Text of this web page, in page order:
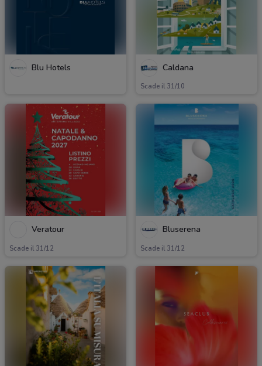
Blu Hotels Caldana
Scade il 31/10
Veratour
Scade il 31/12
Bluserena
Scade il 31/12